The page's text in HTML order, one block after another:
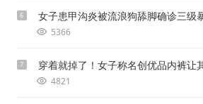
6 女子患甲沟炎被流浪狗舔脚确诊三级
5366
7 穿着就掉了！女子称名创优品内裤让
4821